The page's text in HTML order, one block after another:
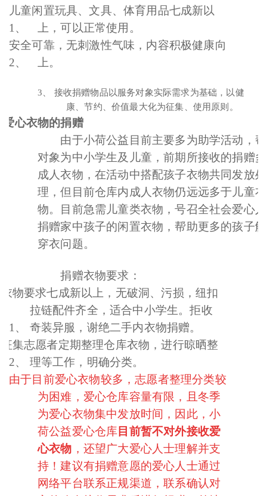
1、
儿童闲置玩具、文具、体育用品七成新以
上，可以正常使用。
2、
安全可靠，无刺激性气味，内容积极健康向
上。
3、 接收捐赠物品以服务对象实际需求为基础，以健
康、节约、价值最大化为征集、使用原则。
爱心衣物的捐赠
由于小荷公益目前主要多为助学活动，
对象为中小学生及儿童，前期所接收的捐赠
成人衣物，在活动中搭配孩子衣物共同发放处
理，但目前仓库内成人衣物仍远远多于儿童衣
物。目前急需儿童类衣物，号召全社会爱心
捐赠家中孩子的闲置衣物，帮助更多的孩子
穿衣问题。
捐赠衣物要求：
1、
衣物要求七成新以上，无破洞、污损，纽扣
拉链配件齐全，适合中小学生。拒收
奇装异服，谢绝二手内衣物捐赠。
2、
征集志愿者定期整理仓库衣物，进行晾晒整
理等工作，明确分类。
由于目前爱心衣物较多，志愿者整理分类较
为困难，爱心仓库容量有限，且冬季
为爱心衣物集中发放时间，因此，小
荷公益爱心仓库目前暂不对外接收爱
心衣物 ，还望广大爱心人士理解并支
持！建议有捐赠意愿的爱心人士通过
网络平台联系正规渠道，联系确认对